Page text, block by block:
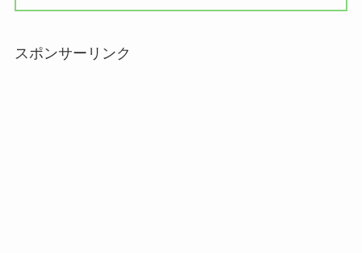
スポンサーリンク